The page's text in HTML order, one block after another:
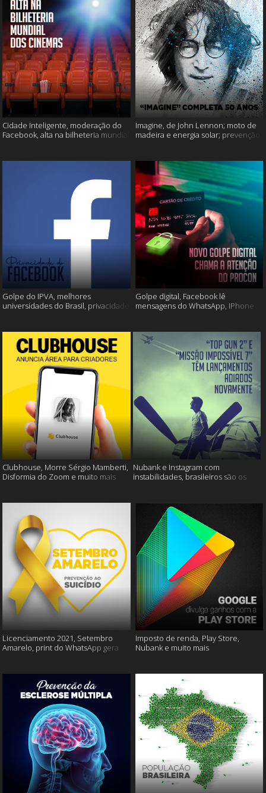
Cidade Inteligente, moderação do
Facebook, alta na bilheteria mundial
Imagine, de John Lennon; moto de
madeira e energia solar; prevenção
Golpe do IPVA, melhores
universidades do Brasil, privacidade
Golpe digital, Facebook lê
mensagens do WhatsApp, IPhone
Clubhouse, Morre Sérgio Mamberti,
Disformia do Zoom e muito mais
Nubank e Instagram com
instabilidades, brasileiros são os
Licenciamento 2021, Setembro
Amarelo, print do WhatsApp gera
Imposto de renda, Play Store,
Nubank e muito mais